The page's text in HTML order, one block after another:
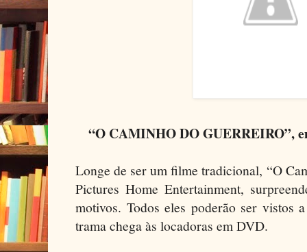
“O CAMINHO DO GUERREIRO”,
Longe de ser um filme tradicional, “O
Pictures Home Entertainment,
motivos. Todos eles poderão ser vistos
trama chega às locadoras em DVD.